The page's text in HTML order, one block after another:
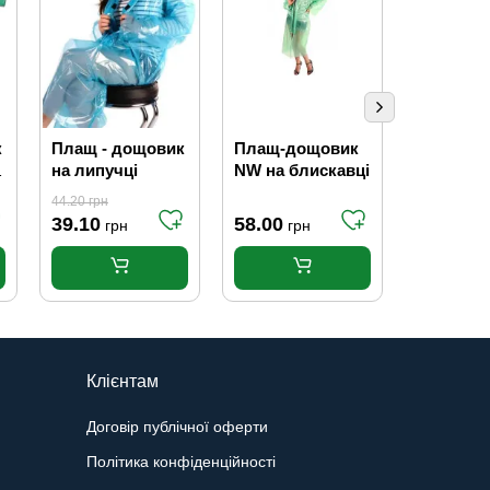
Плащ - дощовик
на липучці
44.20грн
39.10 грн
Плащ-дощовик
NW на блискавці
58.00 грн
Клієнтам
Договір публічної оферти
Політика конфіденційності